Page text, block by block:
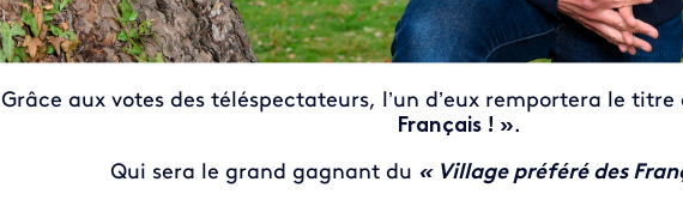
Grâce aux votes des téléspectateurs, l’un d’eux remportera le titre
Français ! ».
Qui sera le grand gagnant du « Village préféré des